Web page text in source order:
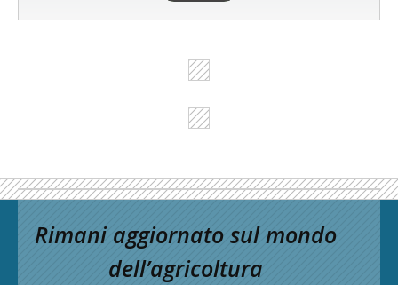
Rimani aggiornato sul mondo
dell’agricoltura